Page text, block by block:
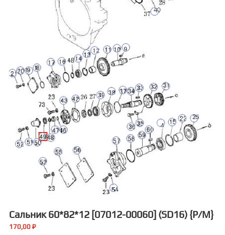
Сальник 60*82*12 [07012-00060] (SD16) {р/м}
170,00 ₽